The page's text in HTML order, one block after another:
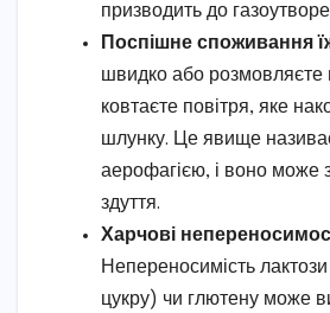
призводить до
Поспішне споживання
швидко або розмовляєте
ковтаєте повітря, яке
шлунку. Це явище
аерофагією, і воно може
здуття.
Харчові
Непереносимість
цукру) чи глютену може